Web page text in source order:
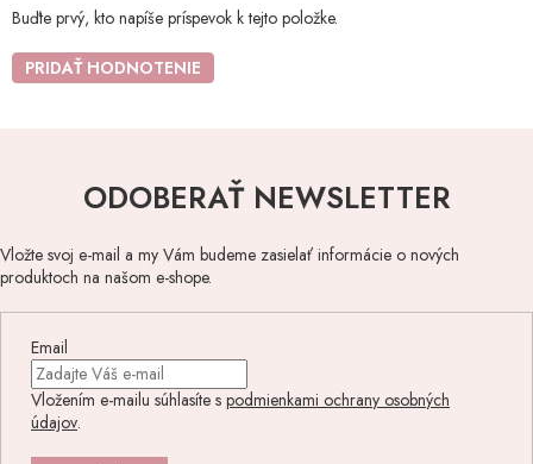
Buďte prvý, kto napíše príspevok k tejto položke.
PRIDAŤ HODNOTENIE
ODOBERAŤ NEWSLETTER
Vložte svoj e-mail a my Vám budeme zasielať informácie o nových
produktoch na našom e-shope.
Email
Vložením e-mailu súhlasíte s podmienkami ochrany osobných
údajov.